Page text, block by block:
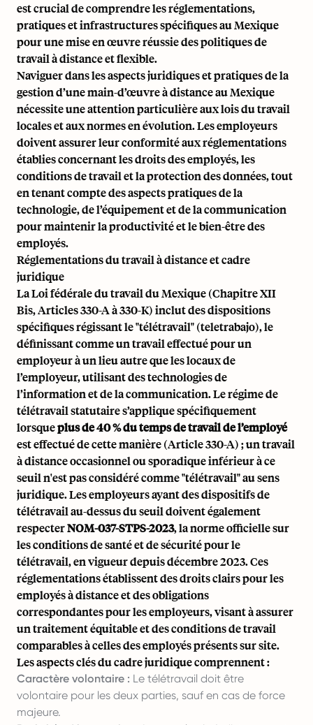
est crucial de comprendre les réglementations,
pratiques et infrastructures spécifiques au Mexique
pour une mise en œuvre réussie des politiques de
travail à distance et flexible.
Naviguer dans les aspects juridiques et pratiques de la
gestion d’une main-d’œuvre à distance au Mexique
nécessite une attention particulière aux lois du travail
locales et aux normes en évolution. Les employeurs
doivent assurer leur conformité aux réglementations
établies concernant les droits des employés, les
conditions de travail et la protection des données, tout
en tenant compte des aspects pratiques de la
technologie, de l’équipement et de la communication
pour maintenir la productivité et le bien-être des
employés.
Réglementations du travail à distance et cadre
juridique
La Loi fédérale du travail du Mexique (Chapitre XII
Bis, Articles 330-A à 330-K) inclut des dispositions
spécifiques régissant le "télétravail" (teletrabajo), le
définissant comme un travail effectué pour un
employeur à un lieu autre que les locaux de
l’employeur, utilisant des technologies de
l’information et de la communication. Le régime de
télétravail statutaire s’applique spécifiquement
lorsqueplus de 40 % du temps de travail de l’employé
est effectué de cette manière (Article 330-A) ; un travail
à distance occasionnel ou sporadique inférieur à ce
seuil n'est pas considéré comme "télétravail" au sens
juridique. Les employeurs ayant des dispositifs de
télétravail au-dessus du seuil doivent également
respecterNOM-037-STPS-2023, la norme officielle sur
les conditions de santé et de sécurité pour le
télétravail, en vigueur depuis décembre 2023. Ces
réglementations établissent des droits clairs pour les
employés à distance et des obligations
correspondantes pour les employeurs, visant à assurer
un traitement équitable et des conditions de travail
comparables à celles des employés présents sur site.
Les aspects clés du cadre juridique comprennent :
Caractère volontaire : Le télétravail doit être
volontaire pour les deux parties, sauf en cas de force
majeure.